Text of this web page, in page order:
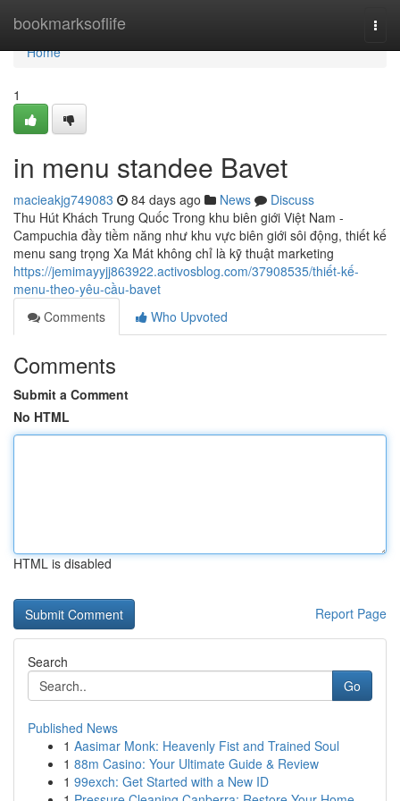
bookmarksoflife
Home
Home
1
in menu standee Bavet
macieakjg749083 84 days ago News
Discuss
Thu Hút Khách Trung Quốc Trong khu biên giới Việt Nam -
Campuchia đầy tiềm năng như khu vực biên giới sôi động, thiết kế
menu sang trọng Xa Mát không chỉ là kỹ thuật marketing
https://jemimayyjj863922.activosblog.com/37908535/thiết-kế-
menu-theo-yêu-cầu-bavet
Comments
Who Upvoted
Comments
Submit a Comment
No HTML
HTML is disabled
Report Page
Search
Go
Published News
1 Aasimar Monk: Heavenly Fist and Trained Soul
1 88m Casino: Your Ultimate Guide & Review
1 99exch: Get Started with a New ID